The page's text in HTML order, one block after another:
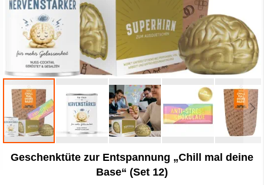
Anfang
Geschenktüte zur Entspannung „Chill mal deine
Base“ (Set 12)